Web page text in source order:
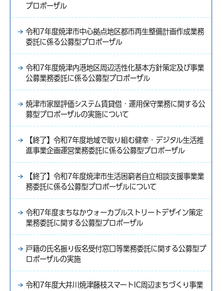
プロポーザル
令和7年度焼津市中心拠点地区都市再生整備計画作成業務
委託に係る公募型プロポーザル
令和7年度焼津内港地区周辺活性化基本方針策定及び事業
公募業務委託に係る公募型プロポーザル
焼津市家屋評価システム賃貸借・運用保守業務に関する公
募型プロポーザルの実施について
【終了】令和7年度地域で取り組む健幸・デジタル生活推
進事業企画運営業務委託に係る公募型プロポーザル
【終了】令和7年度焼津市生活困窮者自立相談支援事業業
務委託に係る公募型プロポーザルについて
令和7年度まちなかウォーカブルストリートデザイン策定
業務委託に関する公募型プロポーザル
戸籍の氏名振り仮名受付窓口等業務委託に関する公募型プ
ロポーザルの実施
令和7年度大井川焼津藤枝スマートIC周辺まちづくり事業